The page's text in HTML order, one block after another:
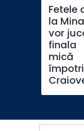
Fetele
la
vor
finala
mică